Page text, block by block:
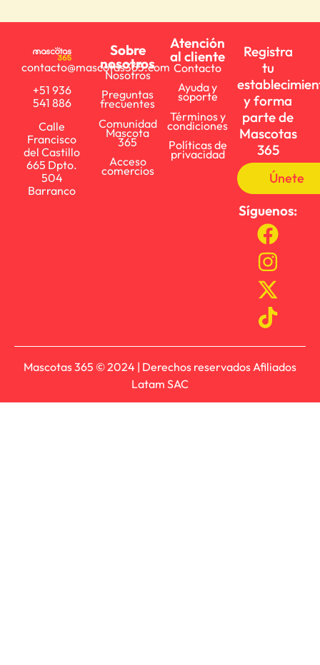
contacto@mascotas365.com
+51 936
541 886
Calle
Francisco
del Castillo
665 Dpto.
504
Barranco
Sobre
nosotros
Nosotros
Preguntas
frecuentes
Comunidad
Mascota
365
Acceso
comercios
Atención
al cliente
Contacto
Ayuda y
soporte
Términos y
condiciones
Políticas de
privacidad
Registra
tu
y forma
parte de
Mascotas
365
Únete
Síguenos:
Mascotas 365 © 2024 | Derechos reservados Afiliados
Latam SAC